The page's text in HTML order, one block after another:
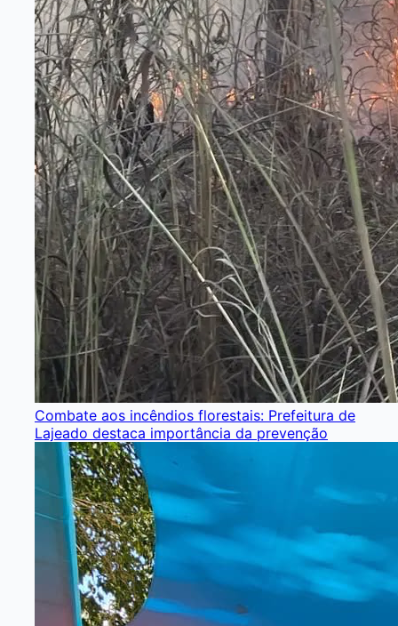
Combate aos incêndios florestais: Prefeitura de
Lajeado destaca importância da prevenção